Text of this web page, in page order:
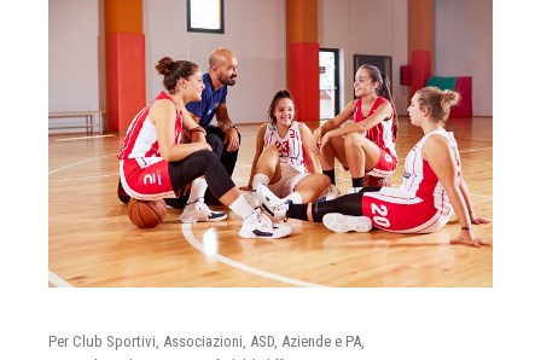
Per Club Sportivi, Associazioni, ASD, Aziende e PA,